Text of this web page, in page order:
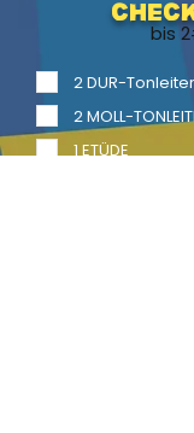
bis
2 DUR-
2 MOLL-
1 ETÜDE